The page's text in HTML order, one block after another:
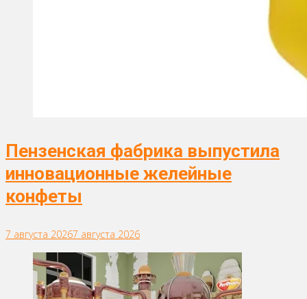
Пензенская фабрика выпустила
инновационные желейные
конфеты
7 августа 20267 августа 2026